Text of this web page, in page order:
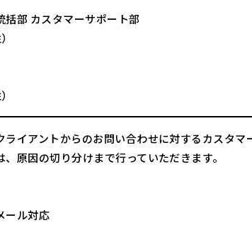
部 カスタマーサポート部
ライアントからのお問い合わせに対するカスタマ
原因の切り分けまで行っていただきます。
ール対応